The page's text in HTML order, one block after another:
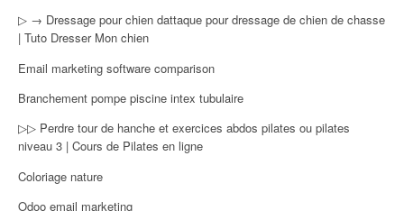
▷ → Dressage pour chien dattaque pour dressage de chien de chasse
| Tuto Dresser Mon chien
Email marketing software comparison
Branchement pompe piscine intex tubulaire
▷▷ Perdre tour de hanche et exercices abdos pilates ou pilates
niveau 3 | Cours de Pilates en ligne
Coloriage nature
Odoo email marketing